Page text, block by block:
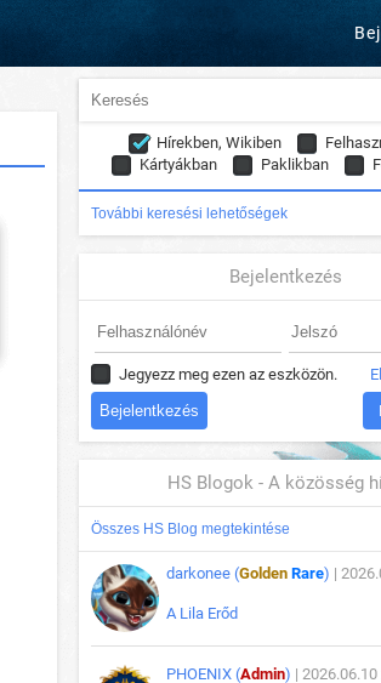
Hírekben, Wikiben
Kártyákban
Paklikban
További keresési lehetőségek
Bejelentkezés
Jegyezz meg ezen az eszközön.
HS Blogok - A közösség
Összes HS Blog megtekintése
darkonee (Golden Rare) |
A Lila Erőd
PHOENIX (Admin) |